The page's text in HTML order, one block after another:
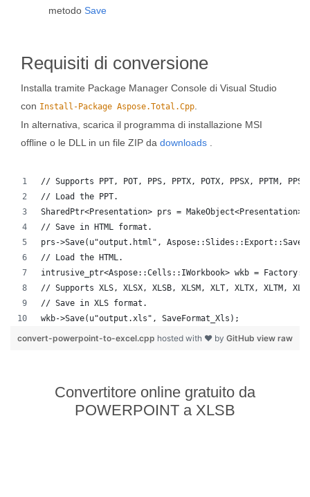
metodo Save
Requisiti di conversione
Installa tramite Package Manager Console di Visual Studio
con Install-Package Aspose.Total.Cpp
In alternativa, scarica il programma di installazione MSI
offline o le DLL in un file ZIP da downloads
// Supports PPT, POT, PPS, PPTX, POTX, PPSX, PPTM,
// Load the PPT.
SharedPtr<Presentation> prs =
// Save in HTML format.
prs->Save(u"output.html",
// Load the HTML.
intrusive_ptr<Aspose::Cells::IWorkbook> wkb =
// Supports XLS, XLSX, XLSB, XLSM, XLT, XLTX, XLTM,
// Save in XLS format.
wkb->Save(u"output.xls", SaveFormat_Xls);
view raw
convert-powerpoint-to-excel.cpp hosted with ❤ by GitHub
Convertitore online gratuito da
POWERPOINT a XLSB